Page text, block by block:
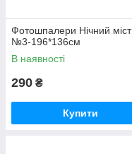
Фотошпалери Нічний міст
№3-196*136см
В наявності
290 ₴
Купити